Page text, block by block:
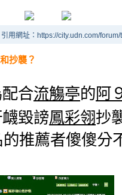
引用網址：https://city.udn.com/
抄襲？
合流觴亭的阿
毀謗鳳彩翎抄
的推薦者傻傻分